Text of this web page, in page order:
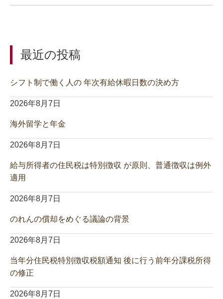
最近の投稿
シフト制で働く人の 年次有給休暇日数の決め方
2026年8月7日
海外留学と年金
2026年8月7日
給与所得者の住民税は特別徴収 が原則、普通徴収は例外
適用
2026年8月7日
のれんの償却をめぐる議論の背景
2026年8月7日
当年分住民税特別徴収税額通知 後に行う前年分課税所得
の修正
2026年8月7日